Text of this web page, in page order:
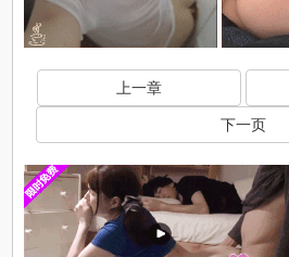
上一章
下一页